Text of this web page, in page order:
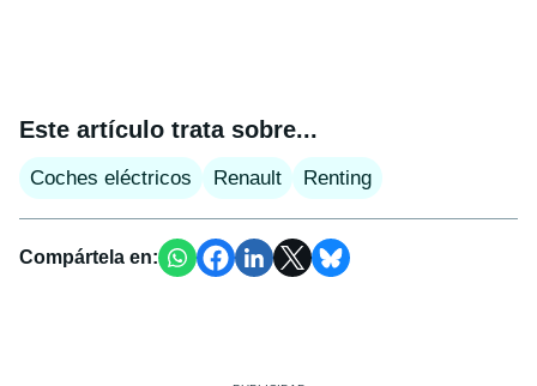
Este artículo trata sobre...
Coches eléctricos Renault Renting
Compártela en: